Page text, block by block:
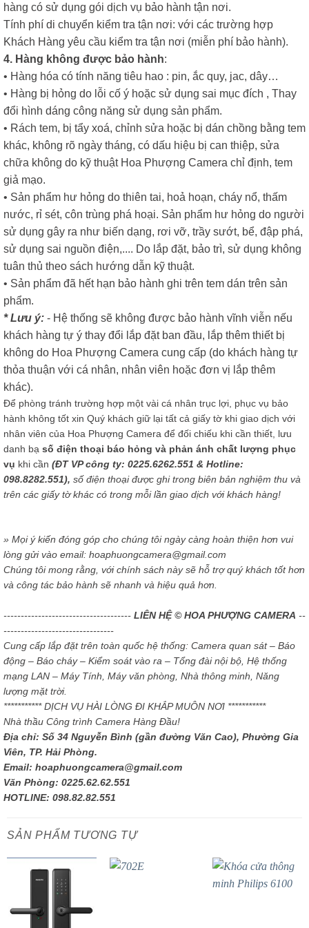
hàng có sử dụng gói dịch vụ bảo hành tận nơi.
Tính phí di chuyển kiểm tra tận nơi: với các trường hợp
Khách Hàng yêu cầu kiểm tra tận nơi (miễn phí bảo hành).
4. Hàng không được bảo hành:
• Hàng hóa có tính năng tiêu hao : pin, ắc quy, jac, dây…
• Hàng bị hỏng do lỗi cố ý hoặc sử dụng sai mục đích , Thay
đổi hình dáng công năng sử dụng sản phẩm.
• Rách tem, bị tẩy xoá, chỉnh sửa hoặc bị dán chồng bằng tem
khác, không rõ ngày tháng, có dấu hiệu bị can thiệp, sửa
chữa không do kỹ thuật Hoa Phượng Camera chỉ định, tem
giả mạo.
• Sản phẩm hư hỏng do thiên tai, hoả hoạn, cháy nổ, thấm
nước, rỉ sét, côn trùng phá hoại. Sản phẩm hư hỏng do người
sử dụng gây ra như biến dạng, rơi vỡ, trầy sướt, bể, đập phá,
sử dụng sai nguồn điện,.... Do lắp đặt, bảo trì, sử dụng không
tuân thủ theo sách hướng dẫn kỹ thuật.
• Sản phẩm đã hết hạn bảo hành ghi trên tem dán trên sản
phẩm.
* Lưu ý: - Hệ thống sẽ không được bảo hành vĩnh viễn nếu
khách hàng tự ý thay đổi lắp đặt ban đầu, lắp thêm thiết bị
không do Hoa Phượng Camera cung cấp (do khách hàng tự
thỏa thuận với cá nhân, nhân viên hoặc đơn vị lắp thêm
khác).
Để phòng tránh trường hợp một vài cá nhân trục lợi, phục vụ bảo
hành không tốt xin Quý khách giữ lại tất cả giấy tờ khi giao dịch với
nhân viên của Hoa Phượng Camera để đối chiếu khi cần thiết, lưu
danh bạ số điện thoại báo hỏng và phản ánh chất lượng phục
vụ khi cần (ĐT VP công ty: 0225.6262.551 & Hotline:
098.8282.551), số điện thoại được ghi trong biên bản nghiệm thu và
trên các giấy tờ khác có trong mỗi lần giao dịch với khách hàng!
» Mọi ý kiến đóng góp cho chúng tôi ngày càng hoàn thiện hơn vui
lòng gửi vào email: hoaphuongcamera@gmail.com
Chúng tôi mong rằng, với chính sách này sẽ hỗ trợ quý khách tốt hơn
và công tác bảo hành sẽ nhanh và hiệu quả hơn.
------------------------------------- LIÊN HỆ © HOA PHƯỢNG CAMERA --
--------------------------------
Cung cấp lắp đặt trên toàn quốc hệ thống: Camera quan sát – Báo
động – Báo cháy – Kiểm soát vào ra – Tổng đài nội bộ, Hệ thống
mạng LAN – Máy Tính, Máy văn phòng, Nhà thông minh, Năng
lượng mặt trời.
*********** DỊCH VỤ HÀI LÒNG ĐI KHẮP MUÔN NƠI ***********
Nhà thầu Công trình Camera Hàng Đầu!
Địa chỉ: Số 34 Nguyễn Bình (gần đường Văn Cao), Phường Gia
Viên, TP. Hải Phòng.
Email: hoaphuongcamera@gmail.com
Văn Phòng: 0225.62.62.551
HOTLINE: 098.82.82.551
SẢN PHẨM TƯƠNG TỰ